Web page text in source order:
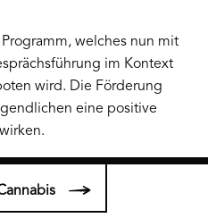
welches nun mit
im Kontext
wird. Die Förderung
eine positive